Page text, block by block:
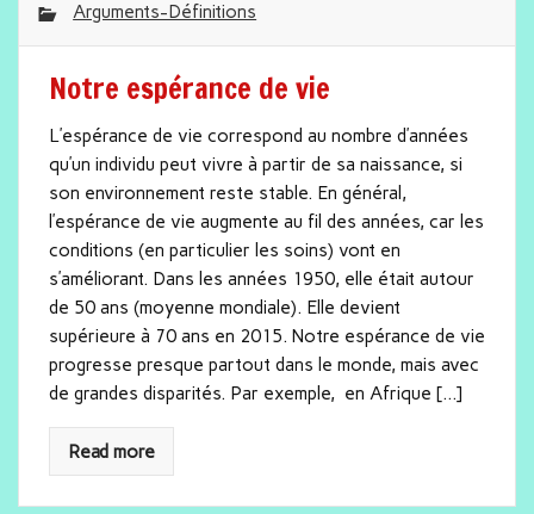
Arguments-Définitions
Notre espérance de vie
L’espérance de vie correspond au nombre d’années
qu’un individu peut vivre à partir de sa naissance, si
son environnement reste stable. En général,
l’espérance de vie augmente au fil des années, car les
conditions (en particulier les soins) vont en
s’améliorant. Dans les années 1950, elle était autour
de 50 ans (moyenne mondiale). Elle devient
supérieure à 70 ans en 2015. Notre espérance de vie
progresse presque partout dans le monde, mais avec
de grandes disparités. Par exemple, en Afrique […]
Read more